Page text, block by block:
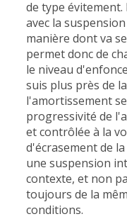
de type évitement.
avec la
manière dont va
permet donc de
le niveau
suis plus près de
l'amortissement
progressivité de
et contrôlée à la
d'écrasement de
une suspension
contexte, et non
toujours de la
conditions.